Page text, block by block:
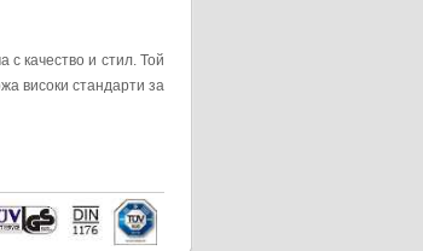
качество и стил. Той
високи стандарти за